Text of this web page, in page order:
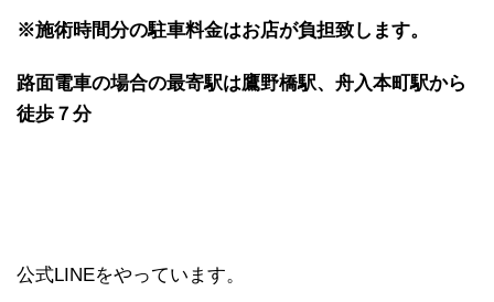
※施術時間分の駐車料金はお店が負担致します。
路面電車の場合の最寄駅は鷹野橋駅、舟入本町駅から
徒歩７分
公式LINEをやっています。